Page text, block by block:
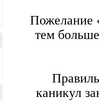
Пожелание
тем
каникул